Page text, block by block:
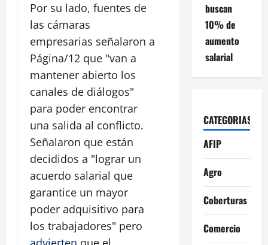
Por su lado, fuentes de
las cámaras
empresarias señalaron a
Página/12 que "van a
mantener abierto los
canales de diálogos"
para poder encontrar
una salida al conflicto.
Señalaron que están
decididos a "lograr un
acuerdo salarial que
garantice un mayor
poder adquisitivo para
los trabajadores" pero
buscan
10% de
aumento
salarial
CATEGORIAS
AFIP
Agro
Coberturas
Comercio